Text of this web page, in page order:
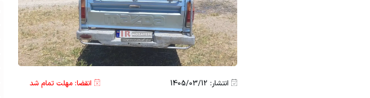
انتشار: 1405/03/12 انقضا: مهلت تمام شد